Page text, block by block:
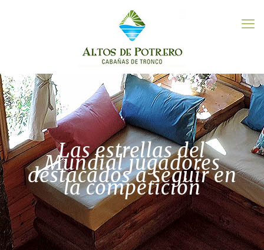
Las estrellas del
Mundial jugadores
destacados a seguir en
la competición